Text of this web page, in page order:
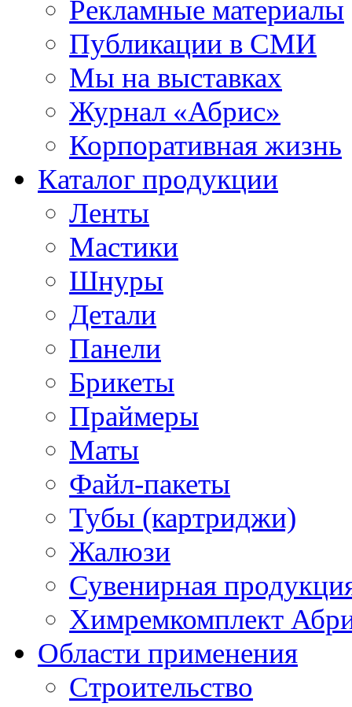
Рекламные материалы
Публикации в СМИ
Мы на выставках
Журнал «Абрис»
Корпоративная жизнь
Каталог продукции
Ленты
Мастики
Шнуры
Детали
Панели
Брикеты
Праймеры
Маты
Файл-пакеты
Тубы (картриджи)
Жалюзи
Сувенирная
Химремкомплект
Области применения
Строительство